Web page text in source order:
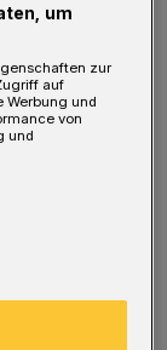
der
Süd
der WSV
zu
in
um
zur
auf
Werbung und
von
und